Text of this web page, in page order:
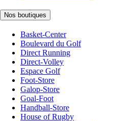
Nos boutiques
Basket-Center
Boulevard du Golf
Direct Running
Direct-Volley
Espace Golf
Foot-Store
Galop-Store
Goal-Foot
Handball-Store
House of Rugby